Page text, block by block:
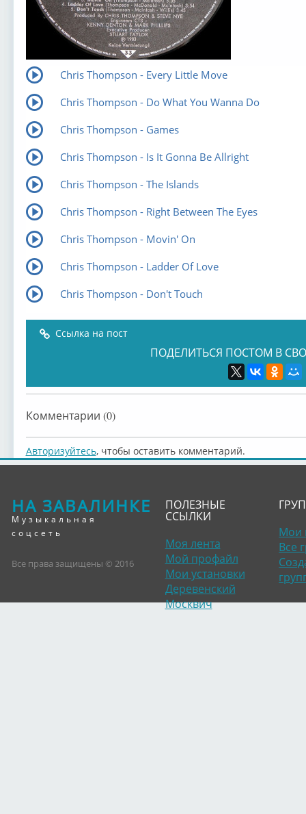
Chris Thompson - Every Little Move
Chris Thompson - Do What You Wanna Do
Chris Thompson - Games
Chris Thompson - Is It Gonna Be Allright
Chris Thompson - The Islands
Chris Thompson - Right Between The Eyes
Chris Thompson - Movin' On
Chris Thompson - Ladder Of Love
Chris Thompson - Don't Touch
Ссылка на пост
ПОДЕЛИТЬСЯ ПОСТОМ В
Комментарии (0)
Авторизуйтесь, чтобы оставить комментарий.
НА ЗАВАЛИНКЕ
Музыкальная
соцсеть
Все права защищены © 2016
ПОЛЕЗНЫЕ
ССЫЛКИ
Моя лента
Мой профайл
Мои установки
Деревенский
Москвич
Мои
Все